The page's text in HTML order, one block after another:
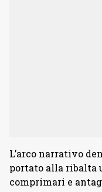
L’arco narrativo
portato alla ribalta
comprimari e